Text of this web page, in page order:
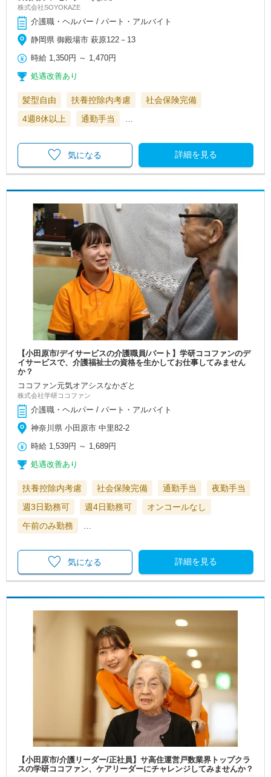
株式会社SOYOKAZE
介護職・ヘルパー / パート・アルバイト
静岡県 御殿場市 萩原122－13
時給 1,350円 ～ 1,470円
処遇改善あり
髪型自由 扶養控除内考慮
社会保険完備
4週8休以上
通勤手当 …
詳細を見る
気になる
【小田原市/デイサービスの介護職員/パート】学研ココファンのデ
イサービスで、介護福祉士の資格を生かしてお仕事してみません
か？
ココファン元気オアシスなかざと
株式会社学研ココファン
介護職・ヘルパー / パート・アルバイト
神奈川県 小田原市 中里82-2
時給 1,539円 ～ 1,689円
処遇改善あり
扶養控除内考慮 社会保険完備 通勤手当
夜勤手当
週3日勤務可
週4日勤務可
オンコールなし
午前のみ勤務
詳細を見る
気になる
【小田原市/介護リーダー/正社員】サ高住運営戸数業界トップクラ
スの学研ココファン、ケアリーダーにチャレンジしてみませんか？